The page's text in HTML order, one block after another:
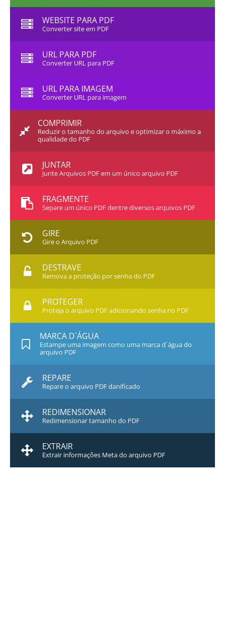
WEBSITE PARA PDF
Converter site em PDF
URL PARA PDF
Converter URL para PDF
URL PARA IMAGEM
Converter URL para imagem
COMPRIMIR
Reduzir o tamanho do arquivo e optimizar o máximo a
qualidade do PDF
JUNTAR
Junte Arquivos PDF em um único arquivo PDF
FRAGMENTE
Separe um único PDF dentre diversos arquivos PDF
GIRE
Gire o Arquivo PDF
DESTRAVE
Remova a proteção por senha do PDF
PROTEGER
Proteja o arquivo PDF adicionando senha no PDF
MARCA D`ÁGUA
Estampe uma imagem como uma marca d`água do
arquivo PDF
REPARE
Repare o arquivo PDF danificado
REDIMENSIONAR
Redimensionar tamanho do PDF
EXTRAIR
Extrair informações Meta do arquivo PDF